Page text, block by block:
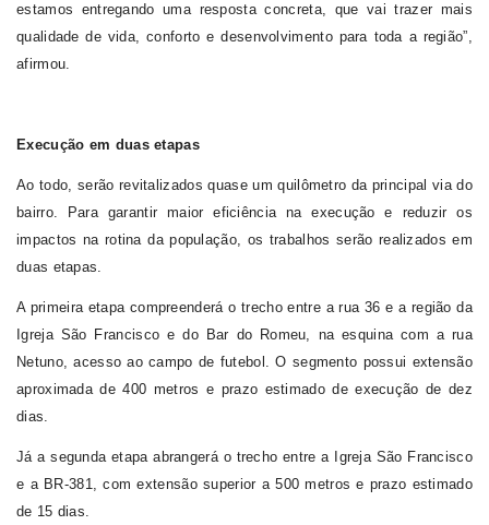
estamos entregando uma resposta concreta, que vai trazer mais
qualidade de vida, conforto e desenvolvimento para toda a região”,
afirmou.
Execução em duas etapas
Ao todo, serão revitalizados quase um quilômetro da principal via do
bairro. Para garantir maior eficiência na execução e reduzir os
impactos na rotina da população, os trabalhos serão realizados em
duas etapas.
A primeira etapa compreenderá o trecho entre a rua 36 e a região da
Igreja São Francisco e do Bar do Romeu, na esquina com a rua
Netuno, acesso ao campo de futebol. O segmento possui extensão
aproximada de 400 metros e prazo estimado de execução de dez
dias.
Já a segunda etapa abrangerá o trecho entre a Igreja São Francisco
e a BR-381, com extensão superior a 500 metros e prazo estimado
de 15 dias.